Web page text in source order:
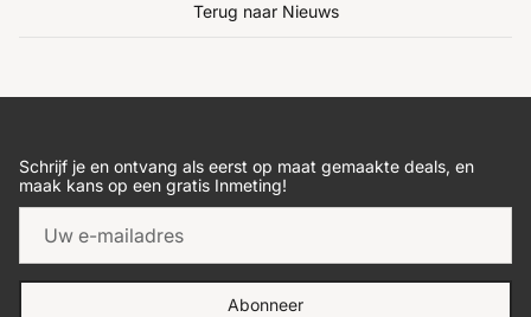
Terug naar Nieuws
Schrijf je en ontvang als eerst op maat gemaakte deals, en
maak kans op een gratis Inmeting!
Abonneer